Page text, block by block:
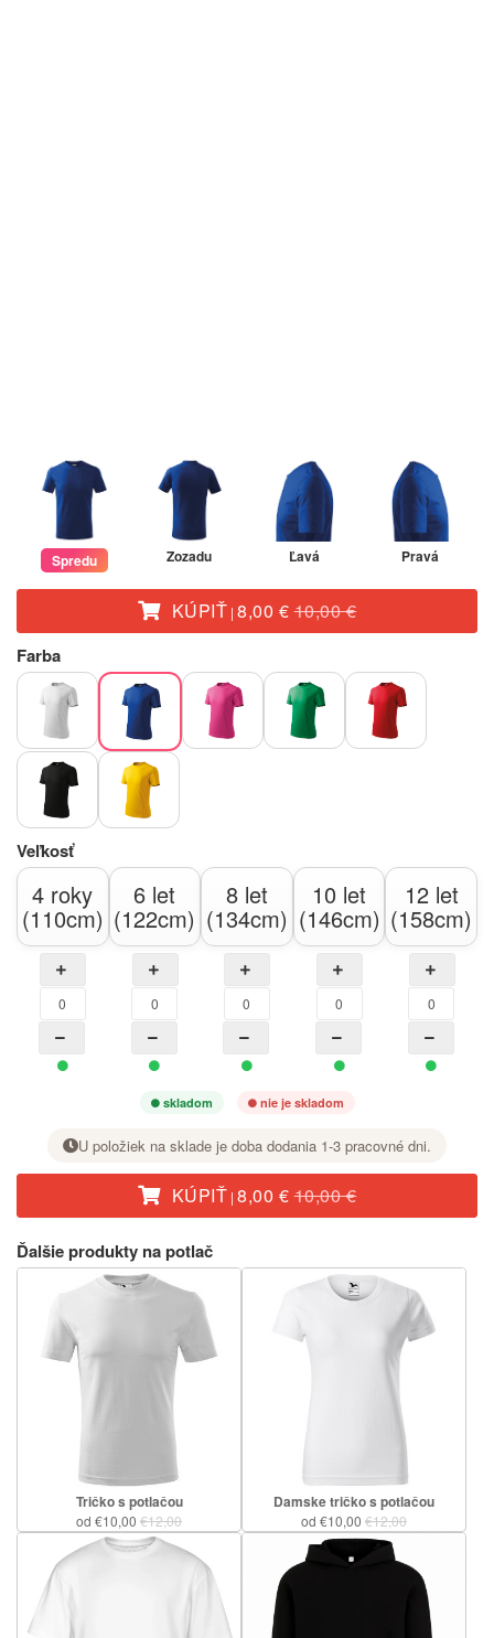
Spredu Zozadu Ľavá Pravá
KÚPIŤ |8,00 €10,00 €
Farba
Veľkosť
4 roky
(110cm)
6 let
(122cm)
8 let
(134cm)
10 let
(146cm)
12 let
(158cm)
skladom nie je skladom
U položiek na sklade je doba dodania 1-3 pracovné dni.
KÚPIŤ |8,00 €10,00 €
Ďalšie produkty na potlač
Tričko s potlačou
od €10,00 €12,00
Damske tričko s potlačou
od €10,00 €12,00